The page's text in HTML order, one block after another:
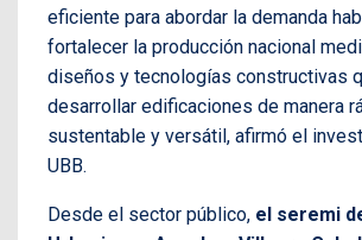
eficiente para abordar la demanda
fortalecer la producción nacional
diseños y tecnologías constructivas
desarrollar edificaciones de manera
sustentable y versátil, afirmó el
UBB.
Desde el sector público, el seremi